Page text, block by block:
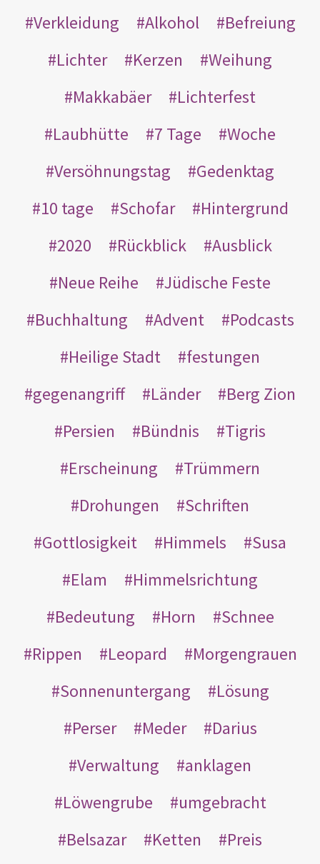
Verkleidung
Alkohol
Befreiung
Lichter
Kerzen
Weihung
Makkabäer
Lichterfest
Laubhütte
7 Tage
Woche
Versöhnungstag
Gedenktag
10 tage
Schofar
Hintergrund
2020
Rückblick
Ausblick
Neue Reihe
Jüdische Feste
Buchhaltung
Advent
Podcasts
Heilige Stadt
festungen
gegenangriff
Länder
Berg Zion
Persien
Bündnis
Tigris
Erscheinung
Trümmern
Drohungen
Schriften
Gottlosigkeit
Himmels
Susa
Elam
Himmelsrichtung
Bedeutung
Horn
Schnee
Rippen
Leopard
Morgengrauen
Sonnenuntergang
Lösung
Perser
Meder
Darius
Verwaltung
anklagen
Löwengrube
umgebracht
Belsazar
Ketten
Preis